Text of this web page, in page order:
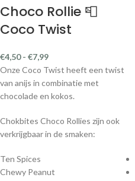
Choco Rollie 📮
Coco Twist
€4,50 - €7,99
Onze Coco Twist heeft een twist
van anijs in combinatie met
chocolade en kokos.
Chokbites Choco Rollies zijn ook
verkrijgbaar in de smaken:
Ten Spices
Chewy Peanut